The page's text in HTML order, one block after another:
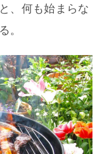
、何も始まらな
。